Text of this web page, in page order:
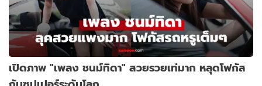
เปิดภาพ "เพลง ชนม์ทิดา" สวยรวยเท่มาก หลุดโฟกัส